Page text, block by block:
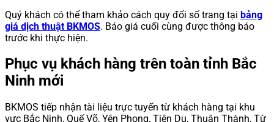
Quý khách có thể tham khảo cách quy đổi số trang tại bảng
giá dịch thuật BKMOS. Báo giá cuối cùng được thông báo
trước khi thực hiện.
Phục vụ khách hàng trên toàn tỉnh Bắc
Ninh mới
BKMOS tiếp nhận tài liệu trực tuyến từ khách hàng tại khu
vực Bắc Ninh, Quế Võ, Yên Phong, Tiên Du, Thuận Thành, Từ